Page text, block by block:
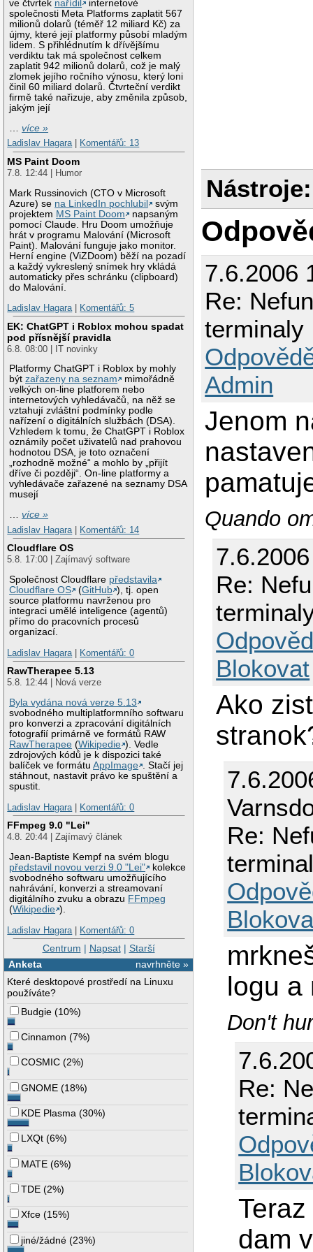
ve čtvrtek nařídil
internetové
společnosti Meta Platforms zaplatit 567
milionů dolarů (téměř 12 miliard Kč) za
újmy, které její platformy působí mladým
lidem. S přihlédnutím k dřívějšímu
verdiktu tak má společnost celkem
zaplatit 942 milionů dolarů, což je malý
zlomek jejího ročního výnosu, který loni
činil 60 miliard dolarů. Čtvrteční verdikt
firmě také nařizuje, aby změnila způsob,
jakým její
…více »
Ladislav Hagara| Komentářů: 13
MS Paint Doom
7.8. 12:44 | Humor
Mark Russinovich (CTO v Microsoft
Azure) se na LinkedIn pochlubil
svým
projektem MS Paint Doom
napsaným
pomocí Claude. Hru Doom umožňuje
hrát v programu Malování (Microsoft
Paint). Malování funguje jako monitor.
Herní engine (ViZDoom) běží na pozadí
a každý vykreslený snímek hry vkládá
automaticky přes schránku (clipboard)
do Malování.
Ladislav Hagara| Komentářů: 5
EK: ChatGPT i Roblox mohou spadat
pod přísnější pravidla
6.8. 08:00 | IT novinky
Platformy ChatGPT i Roblox by mohly
býtzařazeny na seznam
mimořádně
velkých on-line platforem nebo
internetových vyhledávačů, na něž se
vztahují zvláštní podmínky podle
nařízení o digitálních službách (DSA).
Vzhledem k tomu, že ChatGPT i Roblox
oznámily počet uživatelů nad prahovou
hodnotou DSA, je toto označení
„rozhodně možné“ a mohlo by „přijít
dříve či později“. On-line platformy a
vyhledávače zařazené na seznamy DSA
musejí
…více »
Ladislav Hagara | Komentářů: 14
Cloudflare OS
5.8. 17:00 | Zajímavý software
Společnost Cloudflare představila
Cloudflare OS
(GitHub ), tj. open
source platformu navrženou pro
integraci umělé inteligence (agentů)
přímo do pracovních procesů
organizací.
Ladislav Hagara | Komentářů: 0
RawTherapee 5.13
5.8. 12:44 | Nová verze
Byla vydána nová verze 5.13
svobodného multiplatformního softwaru
pro konverzi a zpracování digitálních
fotografií primárně ve formátů RAW
RawTherapee (Wikipedie ). Vedle
zdrojových kódů je k dispozici také
balíček ve formátuAppImage
. Stačí jej
stáhnout, nastavit právo ke spuštění a
spustit.
Ladislav Hagara | Komentářů: 0
FFmpeg 9.0 "Lei"
4.8. 20:44 | Zajímavý článek
Jean-Baptiste Kempf na svém blogu
představil novou verzi 9.0 "Lei"
kolekce
svobodného softwaru umožňujícího
nahrávání, konverzi a streamovaní
digitálního zvuku a obrazu FFmpeg
(Wikipedie ).
Ladislav Hagara | Komentářů: 0
Centrum | Napsat| Starší
navrhněte »
Anketa
Které desktopové prostředí na Linuxu
používáte?
Budgie (10%)
Cinnamon (7%)
COSMIC (2%)
GNOME (18%)
KDE Plasma (30%)
LXQt (6%)
MATE (6%)
TDE (2%)
Xfce (15%)
jiné/žádné (23%)
Nástroje:
7.6.2006
Re:
terminaly
Admin
Jenom
Quando
Re:
Blokovat
Ako
Re:
logu a
Don't
Re:
dam